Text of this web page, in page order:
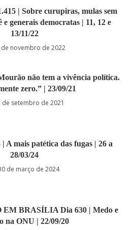
| Sobre curupiras, mulas sem
e generais democratas | 11, 12 e
13/11/22
de novembro de 2022
não tem a vivência política.
zero.” | 23/09/21
de setembro de 2021
A mais patética das fugas | 26 a
28/03/24
de março de 2024
BRASÍLIA Dia 630 | Medo e
na ONU | 22/09/20